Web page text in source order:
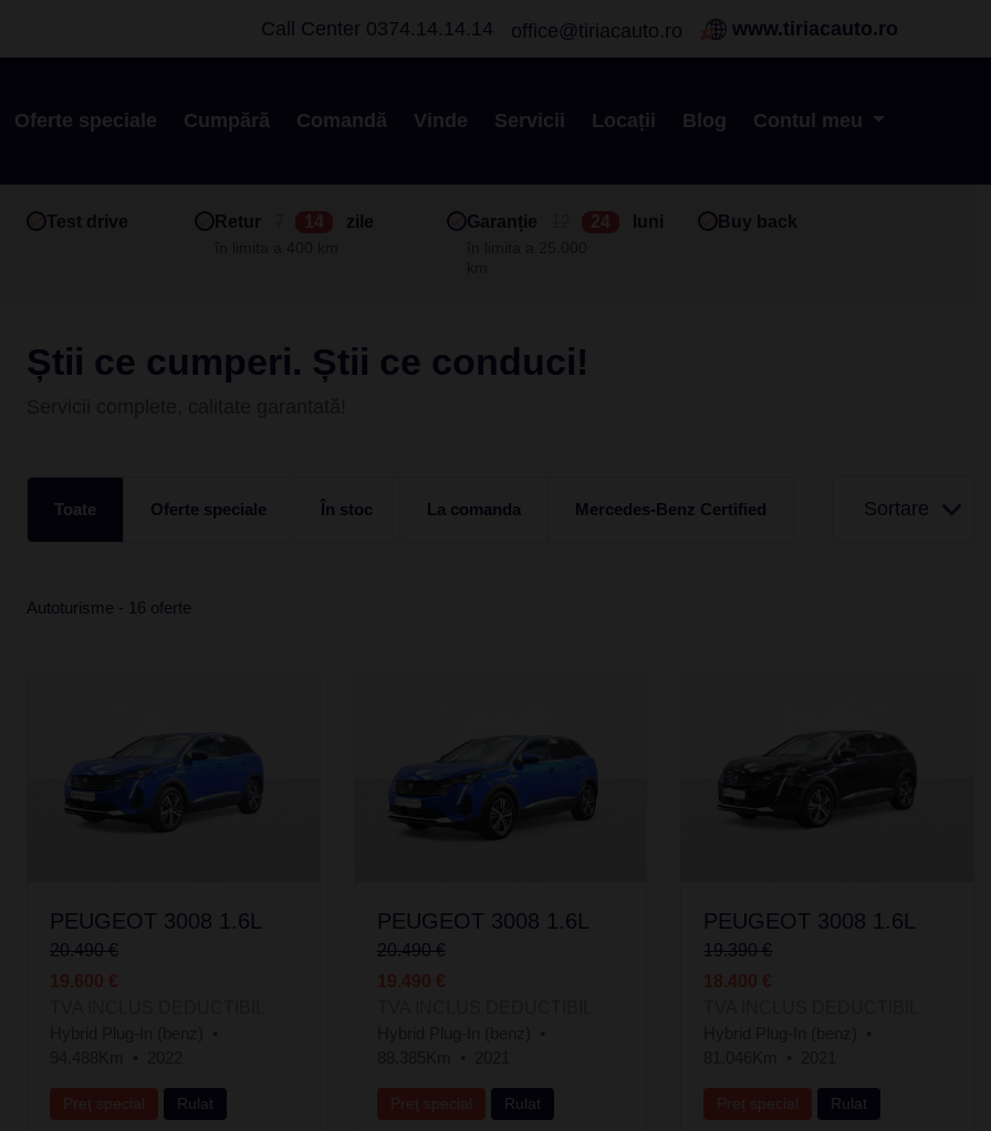
Call Center 0374.14.14.14 office@tiriacauto.ro www.tiriacauto.ro
Oferte speciale Cumpără Comandă Vinde Servicii Locații Blog Contul meu
Test drive Retur 14 zile Garanție 24 luni Buy back
Știi ce cumperi. Știi ce conduci!
Toate Oferte speciale În stoc La comanda Mercedes-Benz Certified Sortare
Autoturisme - 16 oferte
PEUGEOT 3008 1.6L
20.490 €
19.600 €
Preț special Rulat
PEUGEOT 3008 1.6L
20.490 €
19.490 €
Preț special Rulat
PEUGEOT 3008 1.6L
19.390 €
18.400 €
Preț special Rulat